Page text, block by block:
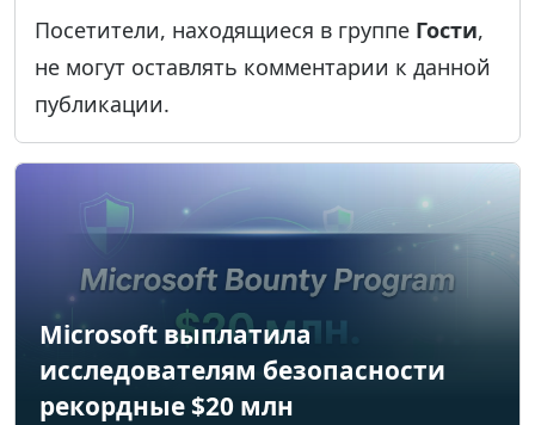
Посетители, находящиеся в группе Гости,
не могут оставлять комментарии к данной
публикации.
Microsoft выплатила
исследователям безопасности
рекордные $20 млн